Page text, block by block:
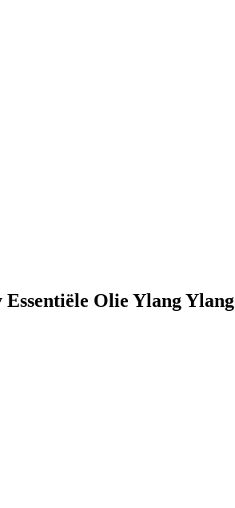
Essentiële Olie Ylang Ylang